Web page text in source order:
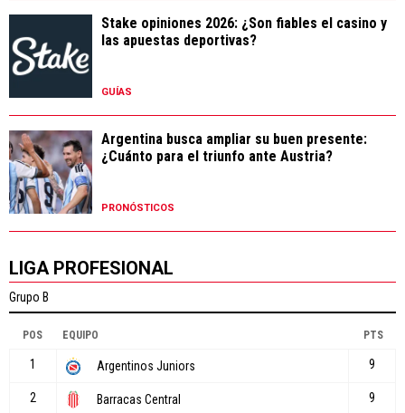
Stake opiniones 2026: ¿Son fiables el casino y
las apuestas deportivas?
GUÍAS
Argentina busca ampliar su buen presente:
¿Cuánto para el triunfo ante Austria?
PRONÓSTICOS
LIGA PROFESIONAL